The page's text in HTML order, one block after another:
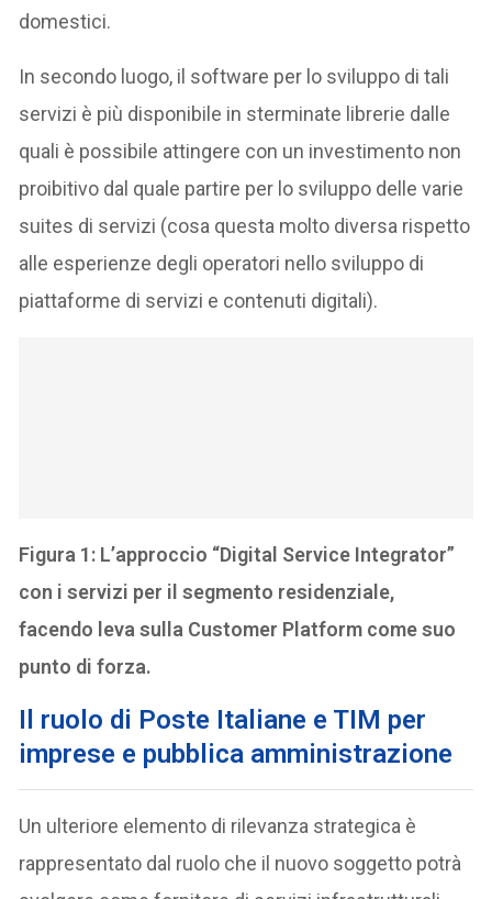
domestici.
In secondo luogo, il software per lo sviluppo di tali
servizi è più disponibile in sterminate librerie dalle
quali è possibile attingere con un investimento non
proibitivo dal quale partire per lo sviluppo delle varie
suites di servizi (cosa questa molto diversa rispetto
alle esperienze degli operatori nello sviluppo di
piattaforme di servizi e contenuti digitali).
Figura 1: L’approccio “Digital Service Integrator”
con i servizi per il segmento residenziale,
facendo leva sulla Customer Platform come suo
punto di forza.
Il ruolo di Poste Italiane e TIM per
imprese e pubblica amministrazione
Un ulteriore elemento di rilevanza strategica è
rappresentato dal ruolo che il nuovo soggetto potrà